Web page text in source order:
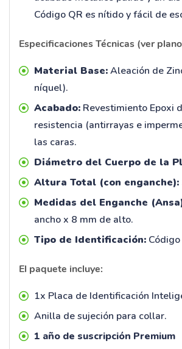
Código QR es nítido y fácil de
Especificaciones Técnicas (ver
Material Base:Aleación de
níquel).
Acabado: Revestimiento Epoxi
resistencia (antirrayas e
las caras.
Diámetro del Cuerpo de la
Altura Total (con enganche):
Medidas del Enganche
ancho x 8 mm de alto.
Tipo de Identificación:
El paquete incluye:
1x Placa de Identificación
Anilla de sujeción para collar.
1 año de suscripción Premium